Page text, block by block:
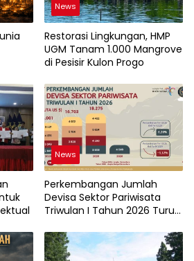
News
Restorasi Lingkungan, HMP
UGM Tanam 1.000 Mangrove
di Pesisir Kulon Progo
News
Perkembangan Jumlah
Devisa Sektor Pariwisata
Triwulan I Tahun 2026 Turun